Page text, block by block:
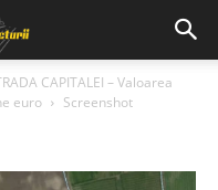
CAPITALEI – Valoarea
euro
Screenshot